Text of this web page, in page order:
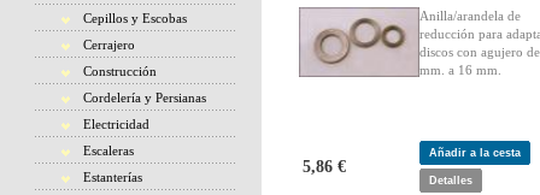
Cepillos y Escobas
Cerrajero
Construcción
Cordelería y Persianas
Electricidad
Escaleras
Estanterías
Anilla/arandela de
reducción para
discos con agujero
mm. a 16 mm.
5,86 €
Añadir a la cesta
Detalles